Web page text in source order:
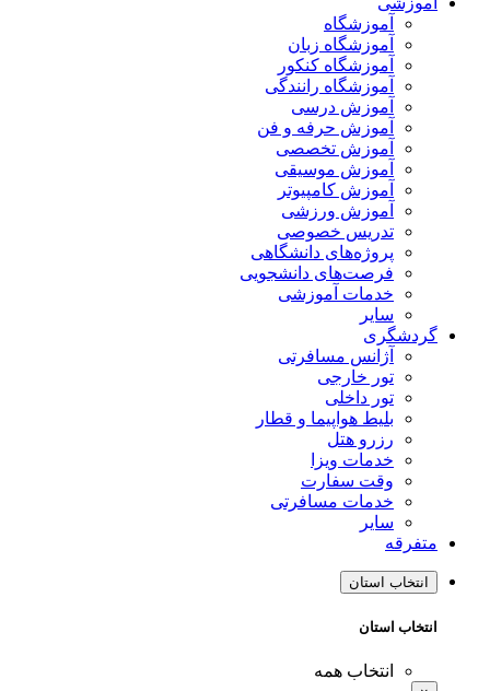
آموزشگاه
آموزشگاه زبان
آموزشگاه کنکور
آموزشگاه رانندگی
آموزش درسی
آموزش حرفه و فن
آموزش تخصصی
آموزش موسیقی
آموزش کامپیوتر
آموزش ورزشی
تدریس خصوصی
پروژه‌های دانشگاهی
فرصت‌های دانشجویی
خدمات آموزشی
سایر
گردشگری
آژانس مسافرتی
تور خارجی
تور داخلی
بلیط هواپیما و قطار
رزرو هتل
خدمات ویزا
وقت سفارت
خدمات مسافرتی
سایر
متفرقه
انتخاب استان
انتخاب استان
انتخاب همه